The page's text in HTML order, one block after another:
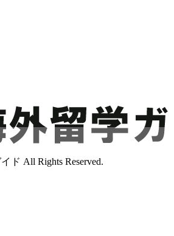
ド All Rights Reserved.